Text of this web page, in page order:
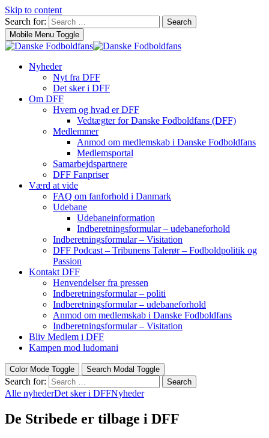
Skip to content
Search for:
Search
Mobile Menu Toggle
Nyheder
Nyt fra DFF
Det sker i DFF
Om DFF
Hvem og hvad er DFF
Vedtægter for Danske Fodboldfans (DFF)
Medlemmer
Anmod om medlemskab i Danske Fodboldfans
Medlemsportal
Samarbejdspartnere
DFF Fanpriser
Værd at vide
FAQ om fanforhold i Danmark
Udebane
Udebaneinformation
Indberetningsformular – udebaneforhold
Indberetningsformular – Visitation
DFF Podcast – Tribunens Talerør – Fodboldpolitik og
Passion
Kontakt DFF
Henvendelser fra pressen
Indberetningsformular – politi
Indberetningsformular – udebaneforhold
Anmod om medlemskab i Danske Fodboldfans
Indberetningsformular – Visitation
Bliv Medlem i DFF
Kampen mod ludomani
Color Mode Toggle Search Modal Toggle
Search for: Search
Alle nyhederDet sker i DFFNyheder
De Stribede er tilbage i DFF